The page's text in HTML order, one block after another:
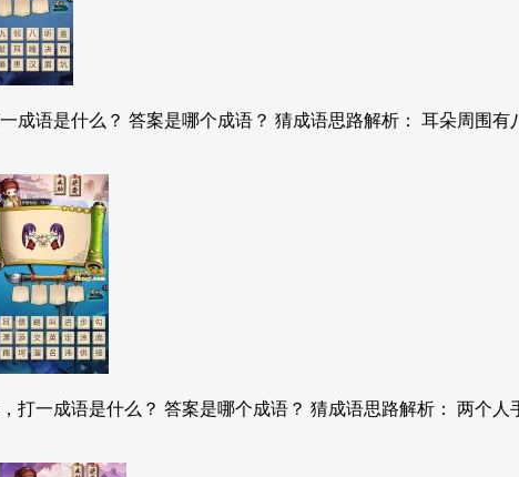
成语是什么？ 答案是哪个成语？ 猜成语思路解析： 耳朵周围
打一成语是什么？ 答案是哪个成语？ 猜成语思路解析： 两个